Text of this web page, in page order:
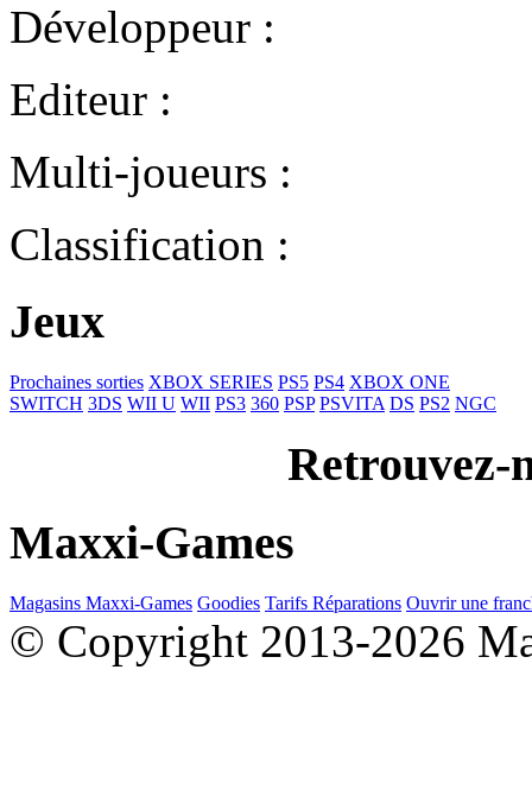
Développeur :
Editeur :
Multi-joueurs :
Classification :
Jeux
Prochaines sorties XBOX SERIES PS5 PS4 XBOX ONE
SWITCH 3DS WII U WII PS3 360 PSP PSVITA DS PS2 NGC
Retrouvez-
Maxxi-Games
Magasins Maxxi-Games Goodies Tarifs Réparations Ouvrir une
© Copyright 2013-2026